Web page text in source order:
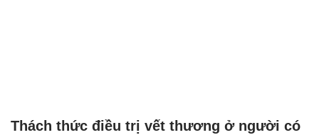
Thách thức điều trị vết thương ở người có